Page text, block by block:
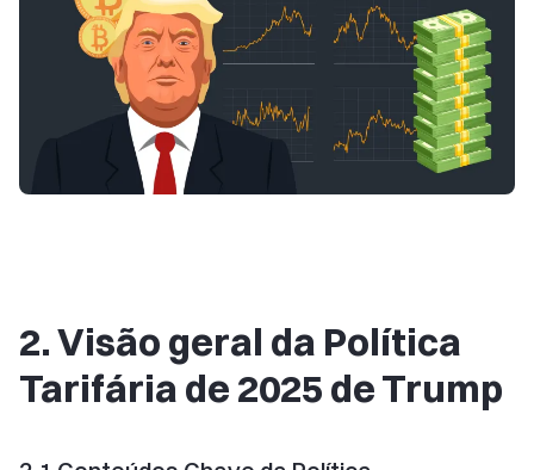
2. Visão geral da Política
Tarifária de 2025 de Trump